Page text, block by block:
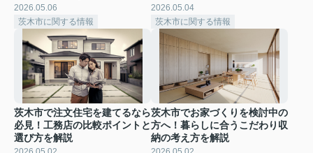
2026.05.06
茨木市に関する情報
2026.05.04
茨木市に関する情報
茨木市で注文住宅を建てるなら
必見！工務店の比較ポイントと
選び方を解説
茨木市でお家づくりを検討中の
方へ！暮らしに合うこだわり収
納の考え方を解説